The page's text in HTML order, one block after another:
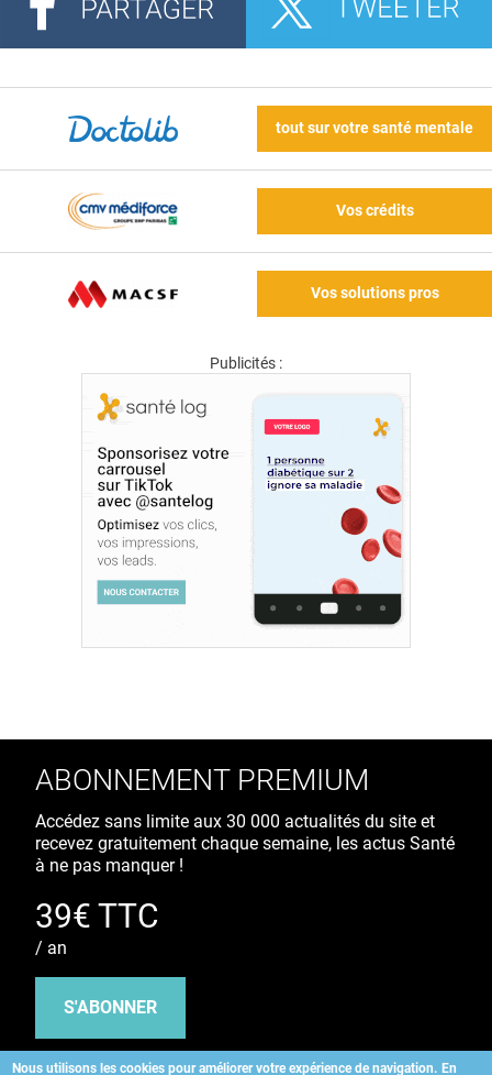
tout sur votre santé mentale
Vos crédits
Vos solutions pros
Publicités :
Nous utilisons les cookies pour améliorer votre expérience de navigation. En
ABONNEMENT PREMIUM
Accédez sans limite aux 30 000 actualités du site et
recevez gratuitement chaque semaine, les actus Santé
à ne pas manquer !
39€ TTC
/ an
S'ABONNER